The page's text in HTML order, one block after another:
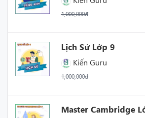
1,000,000đ
Lịch Sử Lớp 9
Kiến Guru
1,000,000đ
Master Cambridge